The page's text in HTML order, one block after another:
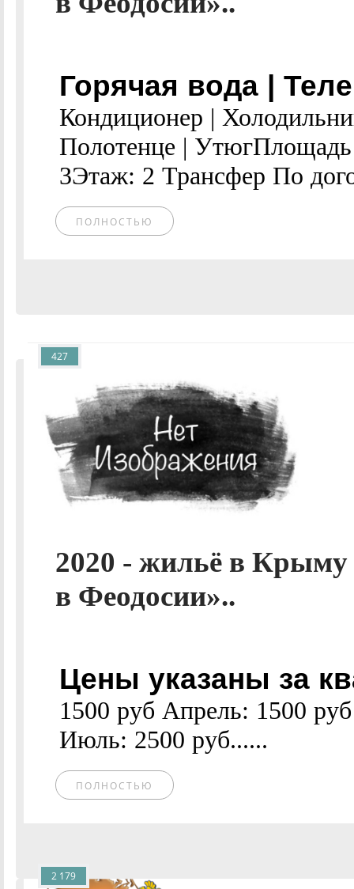
Горячая вода |
Кондиционер |
Полотенце | УтюгПлощадь
3Этаж: 2 Трансфер По
ПОЛНОСТЬЮ
2020 - жильё в Крыму
в Феодосии»..
Цены указаны за
1500 руб Апрель: 1500
Июль: 2500 руб......
ПОЛНОСТЬЮ
427
2 179